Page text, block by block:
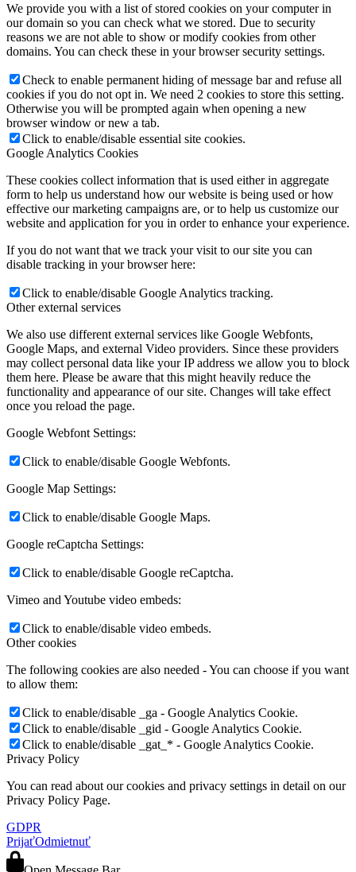
We provide you with a list of stored cookies on your computer in
our domain so you can check what we stored. Due to security
reasons we are not able to show or modify cookies from other
domains. You can check these in your browser security settings.
Check to enable permanent hiding of message bar and refuse all
cookies if you do not opt in. We need 2 cookies to store this setting.
Otherwise you will be prompted again when opening a new
browser window or new a tab.
Click to enable/disable essential site cookies.
Google Analytics Cookies
These cookies collect information that is used either in aggregate
form to help us understand how our website is being used or how
effective our marketing campaigns are, or to help us customize our
website and application for you in order to enhance your experience.
If you do not want that we track your visit to our site you can
disable tracking in your browser here:
Click to enable/disable Google Analytics tracking.
Other external services
We also use different external services like Google Webfonts,
Google Maps, and external Video providers. Since these providers
may collect personal data like your IP address we allow you to block
them here. Please be aware that this might heavily reduce the
functionality and appearance of our site. Changes will take effect
once you reload the page.
Google Webfont Settings:
Click to enable/disable Google Webfonts.
Google Map Settings:
Click to enable/disable Google Maps.
Google reCaptcha Settings:
Click to enable/disable Google reCaptcha.
Vimeo and Youtube video embeds:
Click to enable/disable video embeds.
Other cookies
The following cookies are also needed - You can choose if you want
to allow them:
Click to enable/disable _ga - Google Analytics Cookie.
Click to enable/disable _gid - Google Analytics Cookie.
Click to enable/disable _gat_* - Google Analytics Cookie.
Privacy Policy
You can read about our cookies and privacy settings in detail on our
Privacy Policy Page.
GDPR
PrijaťOdmietnuť